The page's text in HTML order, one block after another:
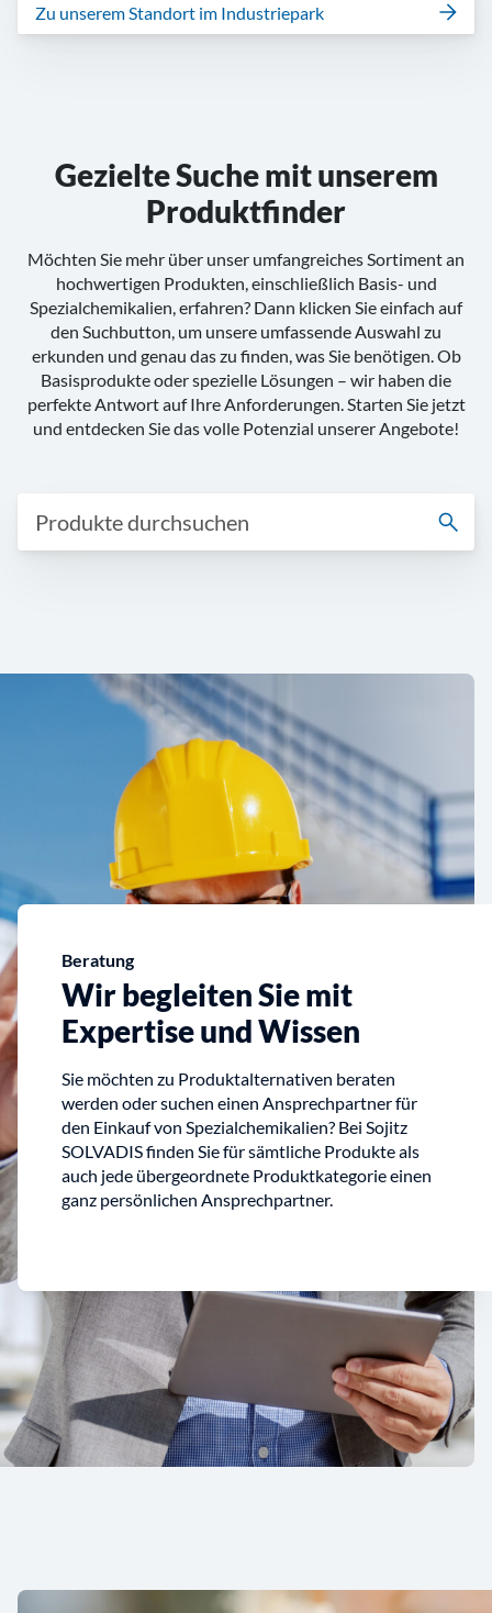
Zu unserem Standort im Industriepark
Gezielte Suche mit unserem
Produktfinder
Möchten Sie mehr über unser umfangreiches Sortiment an
hochwertigen Produkten, einschließlich Basis- und
Spezialchemikalien, erfahren? Dann klicken Sie einfach auf
den Suchbutton, um unsere umfassende Auswahl zu
erkunden und genau das zu finden, was Sie benötigen. Ob
Basisprodukte oder spezielle Lösungen – wir haben die
perfekte Antwort auf Ihre Anforderungen. Starten Sie jetzt
und entdecken Sie das volle Potenzial unserer Angebote!
Beratung
Wir begleiten Sie mit
Expertise und Wissen
Sie möchten zu Produktalternativen beraten
werden oder suchen einen Ansprechpartner für
den Einkauf von Spezialchemikalien? Bei Sojitz
SOLVADIS finden Sie für sämtliche Produkte als
auch jede übergeordnete Produktkategorie einen
ganz persönlichen Ansprechpartner.